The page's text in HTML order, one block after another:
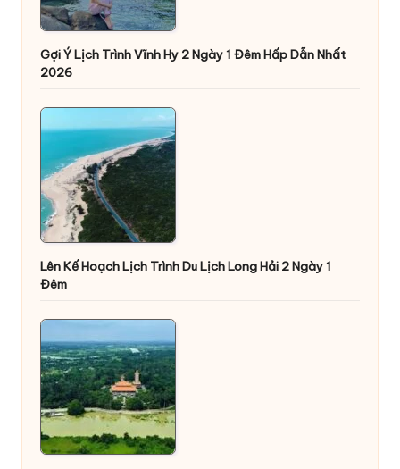
Gợi Ý Lịch Trình Vĩnh Hy 2 Ngày 1 Đêm Hấp Dẫn Nhất
2026
Lên Kế Hoạch Lịch Trình Du Lịch Long Hải 2 Ngày 1
Đêm